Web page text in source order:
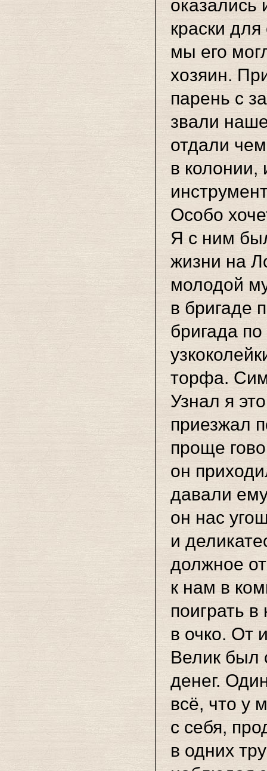
оказались
краски
мы его
хозяин.
парень с
звали
отдали
в
Особо
Я с ним
жизни на
молодой
в бригаде
бригада
торфа.
Узнал я
приезжал
проще
он
давали
он нас
и
должное
к нам в
поиграть
в очко. От
Велик был
денег.
всё, что у
с себя,
в одних